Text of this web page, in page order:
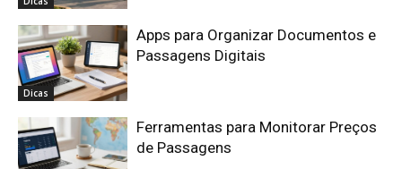
Dicas
Apps para Organizar Documentos e
Passagens Digitais
Ferramentas para Monitorar Preços
de Passagens